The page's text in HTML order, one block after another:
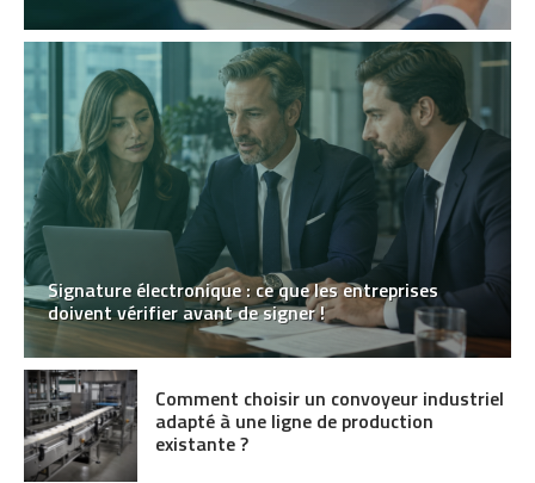
Signature électronique : ce que les entreprises
doivent vérifier avant de signer !
Comment choisir un convoyeur industriel
adapté à une ligne de production
existante ?